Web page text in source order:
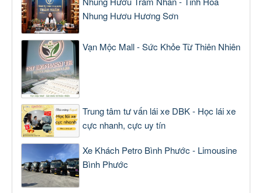
Nhung Hươu Hương Sơn
Vạn Mộc Mall - Sức Khỏe Từ Thiên Nhiên
Trung tâm tư vấn lái xe DBK - Học lái xe
cực nhanh, cực uy tín
Xe Khách Petro Bình Phước - Limousine
Bình Phước